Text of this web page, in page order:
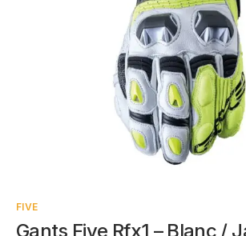
FIVE
Gants Five Rfx1 – Blanc /